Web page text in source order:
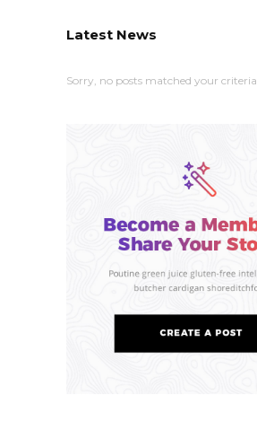
Latest News
Sorry, no posts matched your criteria.